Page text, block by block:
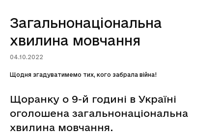
Загальнонаціональна
хвилина мовчання
04.10.2022
Щодня згадуватимемо тих, кого забрала війна!
Щоранку о 9-й годині в Україні
оголошена загальнонаціональна
хвилина мовчання.